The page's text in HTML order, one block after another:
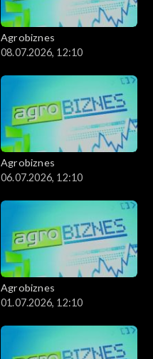
Agrobiznes
08.07.2026, 12:10
Agrobiznes
06.07.2026, 12:10
Agrobiznes
01.07.2026, 12:10